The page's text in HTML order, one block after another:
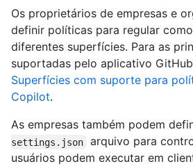
Os proprietários de empresas e
definir políticas para regular
diferentes superfícies. Para as
suportadas pelo aplicativo
Superfícies com suporte para
Copilot.
As empresas também podem
settings.json
arquivo para
usuários podem executar em